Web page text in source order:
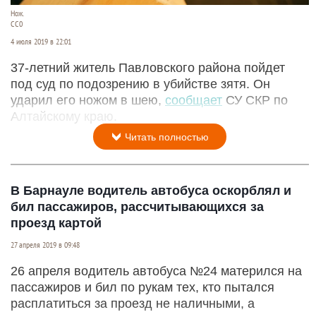
Нож.
СС0
4 июля 2019 в 22:01
37-летний житель Павловского района пойдет
под суд по подозрению в убийстве зятя. Он
ударил его ножом в шею, сообщает СУ СКР по
Алтайскому краю.
Читать полностью
В Барнауле водитель автобуса оскорблял и
бил пассажиров, рассчитывающихся за
проезд картой
27 апреля 2019 в 09:48
26 апреля водитель автобуса №24 матерился на
пассажиров и бил по рукам тех, кто пытался
расплатиться за проезд не наличными, а